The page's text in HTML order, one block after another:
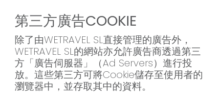
第三方廣告COOKIE
除了由WETRAVEL SL直接管理的廣告外，
WETRAVEL SL的網站亦允許廣告商透過第三
方「廣告伺服器」（Ad Servers）進行投
放。這些第三方可將Cookie儲存至使用者的
瀏覽器中，並存取其中的資料。